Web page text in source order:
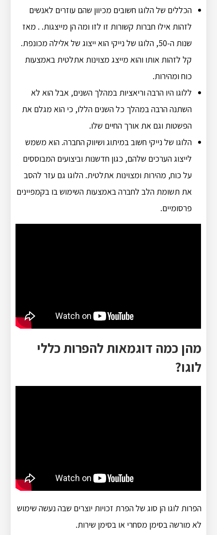
הכללים של הלוגו חשובים מכיוון שהם עוזרים לאנשים
לזהות אילו חברות קשורות זו לזו ומה הן מייצגות. . מאז
שנות ה-50, הלוגו של נייקי הוא ייצוג של אלילה מכונפת.
קל לזהות אותו והוא מייצג מצוינות אתלטית באמצעות
כוח ומהירות.
ללוגו היו הרבה וריאציות במהלך השנים, אבל הוא לא
השתנה הרבה במהלך כל השנים הללו, כי הוא מגלם את
הפשטות וגם את אורך החיים שלו.
הלוגו של נייקי חשוב במיתוג ושיווק החברה. הוא משמש
לייצוג הערכים שלהם, כגון חדשנות וביצועים המבוססים
על כוח, מהירות ומצוינות אתלטית. הלוגו גם עזר להסב
את תשומת הלב לחברה באמצעות השימוש בו בקמפיינים
פרסומיים.
מהן כמה דוגמאות להפרות כללי
לוגו?
הפרות לוגו הן סוג של הפרת זכויות יוצרים שבה נעשה שימוש
לא מורשה בסימן מסחרי או בסימן שירות.